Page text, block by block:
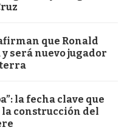
que Ronald
será nuevo jugador
la fecha clave que
construcción del